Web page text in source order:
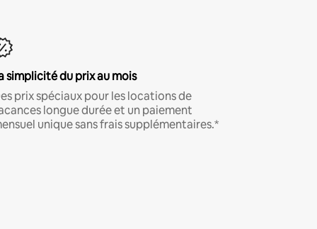
simplicité du prix au mois
prix spéciaux pour les locations de
longue durée et un paiement
unique sans frais supplémentaires.*